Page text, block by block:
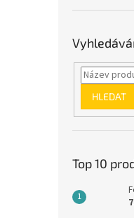
HLEDAT
Top 10